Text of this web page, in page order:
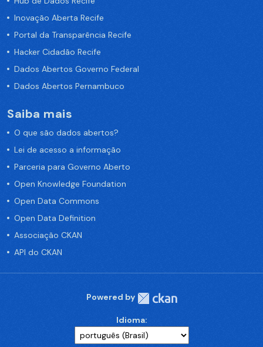
Inovação Aberta Recife
Portal da Transparência Recife
Hacker Cidadão Recife
Dados Abertos Governo Federal
Dados Abertos Pernambuco
Saiba mais
O que são dados abertos?
Lei de acesso a informação
Parceria para Governo Aberto
Open Knowledge Foundation
Open Data Commons
Open Data Definition
Associação CKAN
API do CKAN
Powered by
Idioma